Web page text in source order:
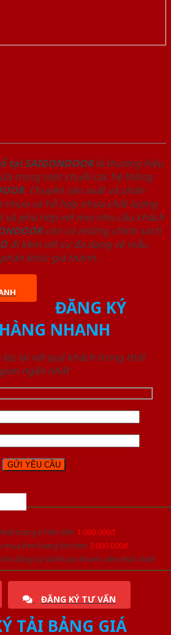
tại SAIGONDOORlà thương hiệu
trong một chuỗi các hệ thống
. Chuyên sản xuất và phân
nhựa và hỗ hợp nhựa chất lượng
và phù hợp với mọi nhu cầu khách
còn có những chính sách
đi kèm với sự đa dạng về mẫu
khúc giá thành.
ĐĂNG KÝ
NHANH
lạc lại với quý khách trong thời
gian ngắn nhất
trang trí lên đến 1.000.000đ
mua đơn hàng lớn hơn 3.000.000đ
đăng ký tài khoản thành viên thân thiết
ĐĂNG KÝ TƯ VẤN
TẢI BẢNG GIÁ